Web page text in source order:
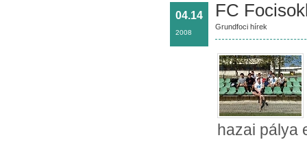
04.14
2008
FC
Grundfoci hírek
hazai pálya